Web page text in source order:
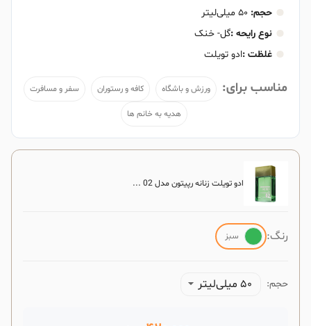
حجم:
نوع رایحه :گل- خنک
غلظت :ادو تویلت
مناسب برای: ورزش و باشگاه کافه و رستوران سفر و مسافرت
هدیه به خانم ها
ادو تویلت زنانه رپیتون مدل 02 ...
رنگ: سبز
حجم: 50 میلی‌لیتر